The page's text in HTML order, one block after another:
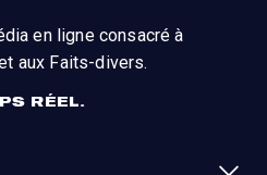
en ligne consacré à
aux Faits-divers.
RÉEL.